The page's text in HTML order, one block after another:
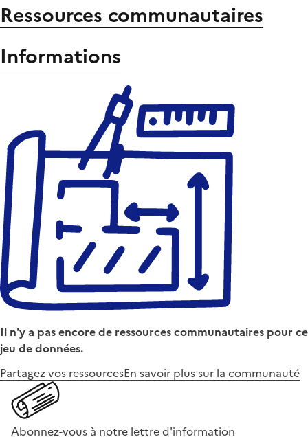
Ressources communautaires
Informations
Il n'y a pas encore de ressources communautaires pour ce
jeu de données.
Partagez vos ressourcesEn savoir plus sur la communauté
Abonnez-vous à notre lettre d'information